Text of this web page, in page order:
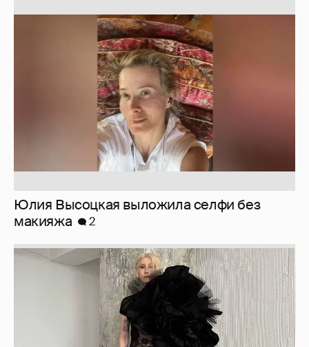
Юлия Высоцкая выложила селфи без
макияжа
2